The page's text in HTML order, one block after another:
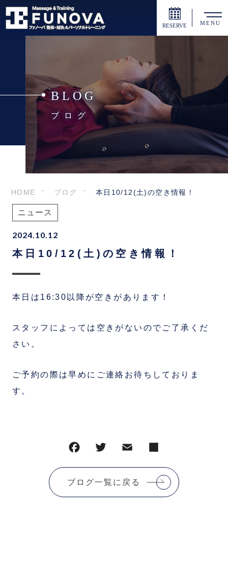
RESERVE MENU
BLOG
ブログ
HOME ブログ 本日10/12(土)の空き情報！
ニュース
2024.10.12
本日10/12(土)の空き情報！
本日は16:30以降が空きがあります！
スタッフによっては空きがないのでご了承くだ
さい。
ご予約の際は早めにご連絡お待ちしておりま
す。
ブログ一覧に戻る